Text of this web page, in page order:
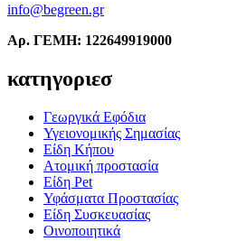
info@begreen.gr
Αρ. ΓΕΜΗ: 122649919000
κατηγοριεσ
Γεωργικά Εφόδια
Υγειονομικής Σημασίας
Είδη Κήπου
Ατομική προστασία
Είδη Pet
Υφάσματα Προστασίας
Είδη Συσκευασίας
Οινοποιητικά